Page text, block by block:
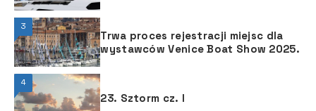
3
Trwa proces rejestracji miejsc dla
wystawców Venice Boat Show 2025.
4
23. Sztorm cz. I